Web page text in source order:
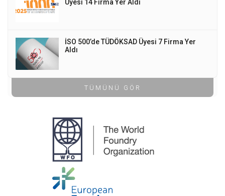
Üyesi 14 Firma Yer Aldı
İSO 500’de TÜDÖKSAD Üyesi 7 Firma Yer
Aldı
TÜMÜNÜ GÖR